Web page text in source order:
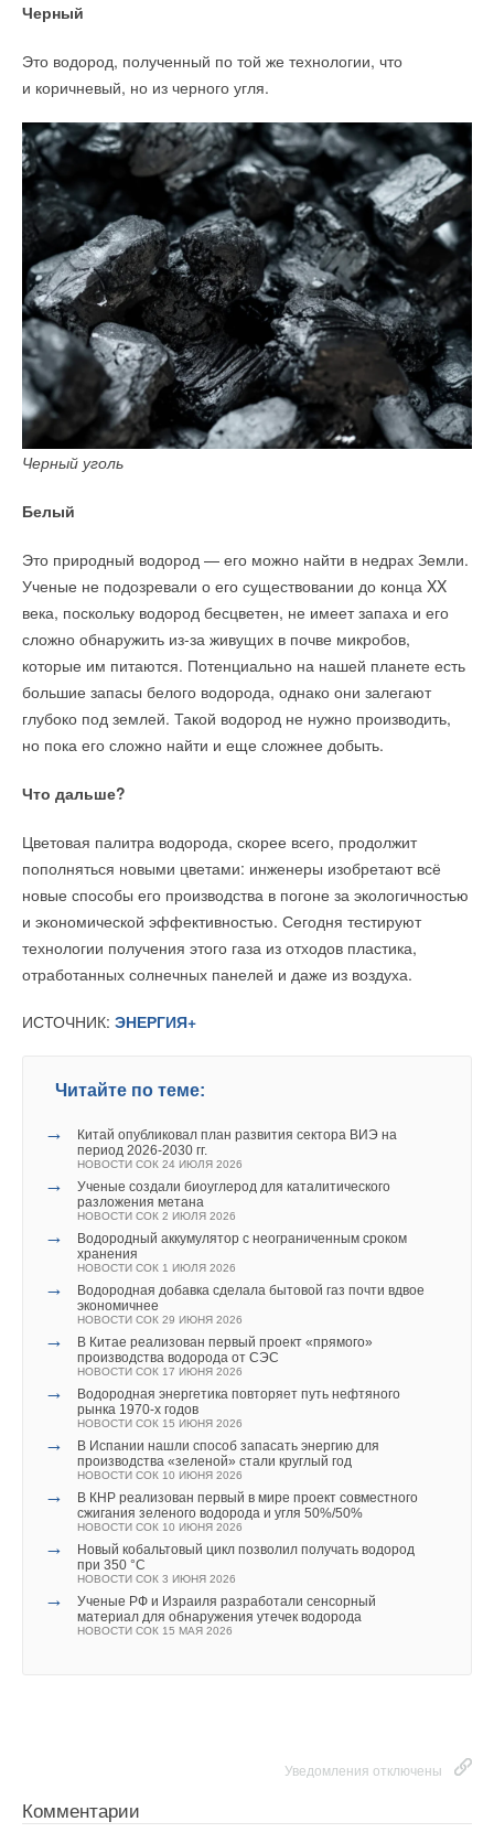
Черный
Это водород, полученный по той же технологии, что
и коричневый, но из черного угля.
Черный уголь
Белый
Это природный водород — его можно найти в недрах Земли.
Ученые не подозревали о его существовании до конца XX
века, поскольку водород бесцветен, не имеет запаха и его
сложно обнаружить из-за живущих в почве микробов,
которые им питаются. Потенциально на нашей планете есть
большие запасы белого водорода, однако они залегают
глубоко под землей. Такой водород не нужно производить,
но пока его сложно найти и еще сложнее добыть.
Что дальше?
Цветовая палитра водорода, скорее всего, продолжит
пополняться новыми цветами: инженеры изобретают всё
новые способы его производства в погоне за экологичностью
и экономической эффективностью. Сегодня тестируют
технологии получения этого газа из отходов пластика,
отработанных солнечных панелей и даже из воздуха.
ИСТОЧНИК: ЭНЕРГИЯ+
Читайте по теме:
→
Китай опубликовал план развития сектора ВИЭ на
период 2026-2030 гг.
НОВОСТИ СОК 24 ИЮЛЯ 2026
→
Ученые создали биоуглерод для каталитического
разложения метана
НОВОСТИ СОК 2 ИЮЛЯ 2026
→
Водородный аккумулятор с неограниченным сроком
хранения
НОВОСТИ СОК 1 ИЮЛЯ 2026
→
Водородная добавка сделала бытовой газ почти вдвое
экономичнее
НОВОСТИ СОК 29 ИЮНЯ 2026
→
В Китае реализован первый проект «прямого»
производства водорода от СЭС
НОВОСТИ СОК 17 ИЮНЯ 2026
→
Водородная энергетика повторяет путь нефтяного
рынка 1970-х годов
НОВОСТИ СОК 15 ИЮНЯ 2026
→
В Испании нашли способ запасать энергию для
производства «зеленой» стали круглый год
НОВОСТИ СОК 10 ИЮНЯ 2026
→
В КНР реализован первый в мире проект совместного
сжигания зеленого водорода и угля 50%/50%
НОВОСТИ СОК 10 ИЮНЯ 2026
→
Новый кобальтовый цикл позволил получать водород
при 350 °C
НОВОСТИ СОК 3 ИЮНЯ 2026
→
Ученые РФ и Израиля разработали сенсорный
материал для обнаружения утечек водорода
НОВОСТИ СОК 15 МАЯ 2026
Уведомления отключены
Комментарии